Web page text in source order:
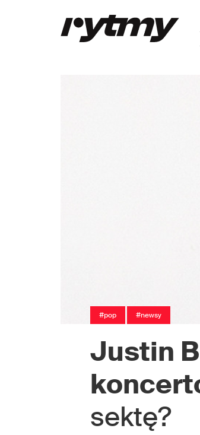
#pop #newsy
Justin
sektę?